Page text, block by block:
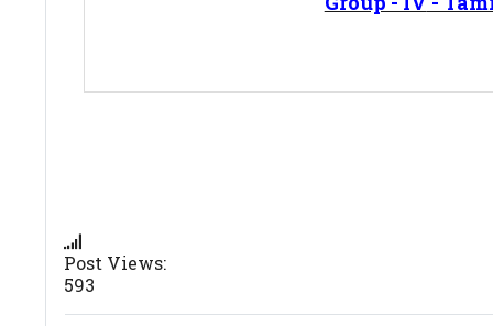
Post Views:
593